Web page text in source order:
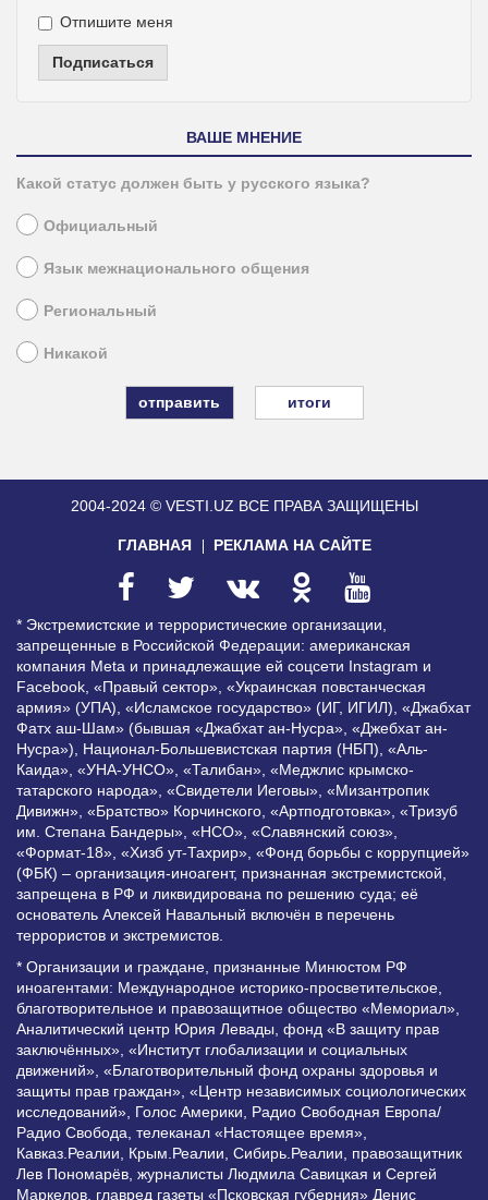
Отпишите меня
Подписаться
ВАШЕ МНЕНИЕ
Какой статус должен быть у русского языка?
Официальный
Язык межнационального общения
Региональный
Никакой
итоги
2004-2024 © VESTI.UZ ВСЕ ПРАВА ЗАЩИЩЕНЫ
ГЛАВНАЯ РЕКЛАМА НА САЙТЕ
* Экстремистские и террористические организации,
запрещенные в Российской Федерации: американская
компания Meta и принадлежащие ей соцсети Instagram и
Facebook, «Правый сектор», «Украинская повстанческая
армия» (УПА), «Исламское государство» (ИГ, ИГИЛ), «Джабхат
Фатх аш-Шам» (бывшая «Джабхат ан-Нусра», «Джебхат ан-
Нусра»), Национал-Большевистская партия (НБП), «Аль-
Каида», «УНА-УНСО», «Талибан», «Меджлис крымско-
татарского народа», «Свидетели Иеговы», «Мизантропик
Дивижн», «Братство» Корчинского, «Артподготовка», «Тризуб
им. Степана Бандеры», «НСО», «Славянский союз»,
«Формат-18», «Хизб ут-Тахрир», «Фонд борьбы с коррупцией»
(ФБК) – организация-иноагент, признанная экстремистской,
запрещена в РФ и ликвидирована по решению суда; её
основатель Алексей Навальный включён в перечень
террористов и экстремистов.
* Организации и граждане, признанные Минюстом РФ
иноагентами: Международное историко-просветительское,
благотворительное и правозащитное общество «Мемориал»,
Аналитический центр Юрия Левады, фонд «В защиту прав
заключённых», «Институт глобализации и социальных
движений», «Благотворительный фонд охраны здоровья и
защиты прав граждан», «Центр независимых социологических
исследований», Голос Америки, Радио Свободная Европа/
Радио Свобода, телеканал «Настоящее время»,
Кавказ.Реалии, Крым.Реалии, Сибирь.Реалии, правозащитник
Лев Пономарёв, журналисты Людмила Савицкая и Сергей
Маркелов, главред газеты «Псковская губерния» Денис